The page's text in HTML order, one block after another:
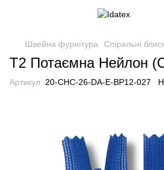
Швейна фурнітура Спіральні
Т2 Потаємна Нейлон
Артикул: 20-CHC-26-DA-E-BP12-027